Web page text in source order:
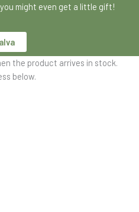
might even get a little gift!
the product arrives in stock.
below.